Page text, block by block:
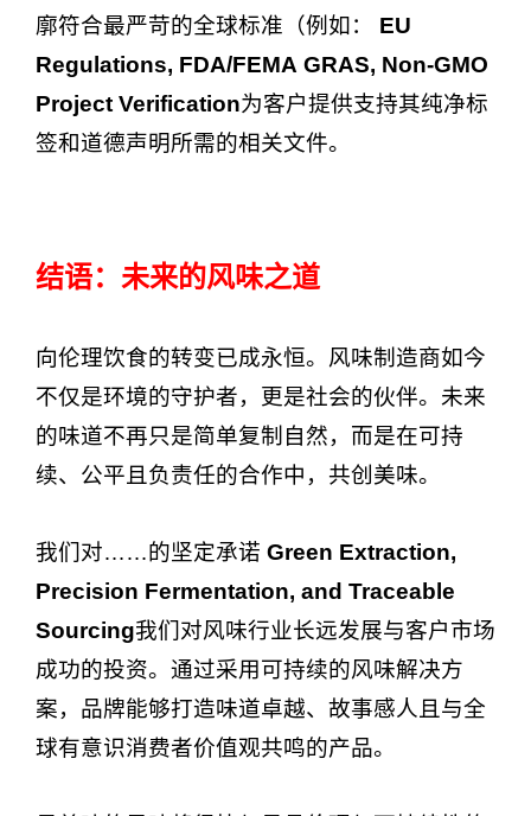
廓符合最严苛的全球标准（例如： EU
Regulations, FDA/FEMA GRAS, Non-GMO
Project Verification为客户提供支持其纯净标
签和道德声明所需的相关文件。
结语：未来的风味之道
向伦理饮食的转变已成永恒。风味制造商如今
不仅是环境的守护者，更是社会的伙伴。未来
的味道不再只是简单复制自然，而是在可持
续、公平且负责任的合作中，共创美味。
我们对……的坚定承诺 Green Extraction,
Precision Fermentation, and Traceable
Sourcing我们对风味行业长远发展与客户市场
成功的投资。通过采用可持续的风味解决方
案，品牌能够打造味道卓越、故事感人且与全
球有意识消费者价值观共鸣的产品。